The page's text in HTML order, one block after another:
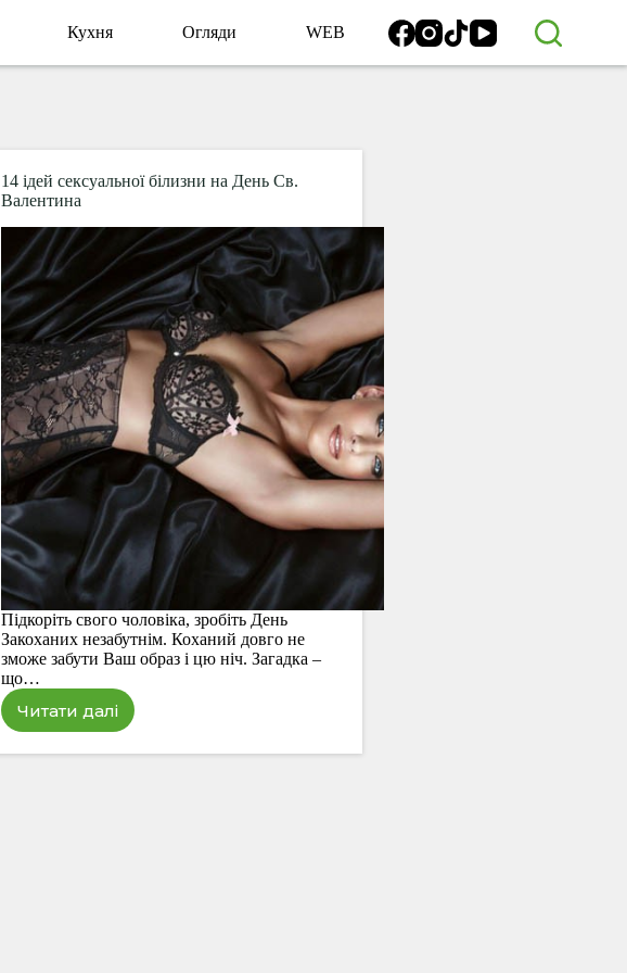
Кухня Огляди WEB
14 ідей сексуальної білизни на День Св.
Валентина
Підкоріть свого чоловіка, зробіть День
Закоханих незабутнім. Коханий довго не
зможе забути Ваш образ і цю ніч. Загадка –
що…
Читати далі
14
сексуальної